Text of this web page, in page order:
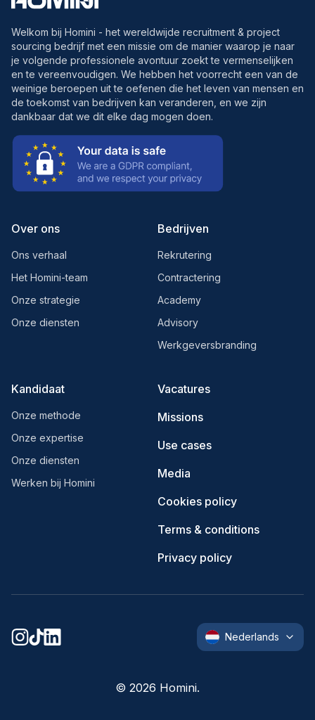
Welkom bij Homini - het wereldwijde recruitment & project
sourcing bedrijf met een missie om de manier waarop je naar
je volgende professionele avontuur zoekt te vermenselijken
en te vereenvoudigen. We hebben het voorrecht een van de
weinige beroepen uit te oefenen die het leven van mensen en
de toekomst van bedrijven kan veranderen, en we zijn
dankbaar dat we dit elke dag mogen doen.
Over ons
Ons verhaal
Het Homini-team
Onze strategie
Onze diensten
Bedrijven
Rekrutering
Contractering
Academy
Advisory
Werkgeversbranding
Kandidaat
Onze methode
Onze expertise
Onze diensten
Werken bij Homini
Vacatures
Missions
Use cases
Media
Cookies policy
Terms & conditions
Privacy policy
© 2026 Homini.
Nederlands